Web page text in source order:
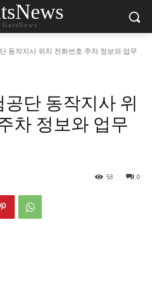
GatsNews
동작지사 위치 전화번호 주차 정보와 업무
단 동작지사 위
차 정보와 업무
0
53